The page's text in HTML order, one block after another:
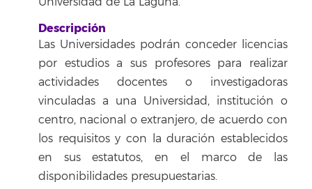
Descripción
Las Universidades podrán conceder licencias
por estudios a sus profesores para realizar
actividades docentes o investigadoras
vinculadas a una Universidad, institución o
centro, nacional o extranjero, de acuerdo con
los requisitos y con la duración establecidos
en sus estatutos, en el marco de las
disponibilidades presupuestarias.